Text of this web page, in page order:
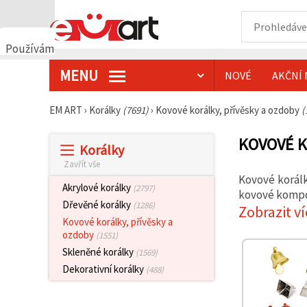
Používáme
MENU NOVÉ AKČNÍ
EM ART › Korálky (7691)› Kovové korálky, přívěsky a ozdoby
Korálky
Zavřít vše
Akrylové korálky (2797)
Dřevěné korálky (1286)
Kovové korálky, přívěsky a
ozdoby (1551)
Skleněné korálky (1569)
Dekorativní korálky (488)
KOVOVÉ
Kovové
kovové
Zobrazit